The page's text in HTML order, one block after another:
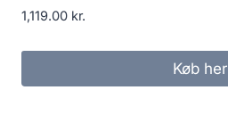
1,119.00 kr.
Køb her